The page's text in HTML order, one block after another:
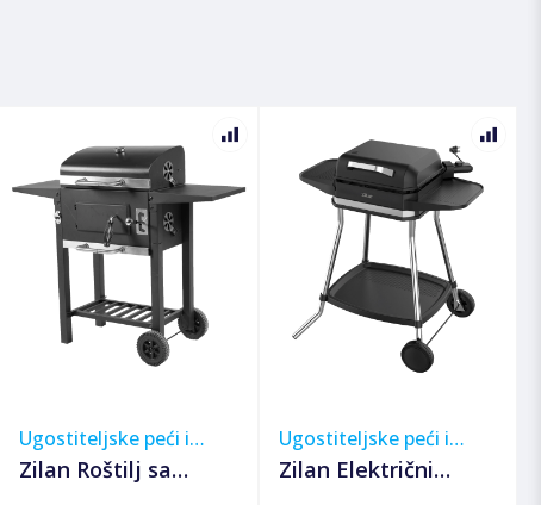
Ugostiteljske peći i
roštilji
Zilan Roštilj sa
Ugostiteljske peći i
roštilji
Zilan Električni